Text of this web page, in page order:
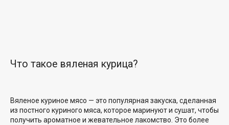
Что такое вяленая курица?
Вяленое куриное мясо — это популярная закуска, сделанная
из постного куриного мяса, которое маринуют и сушат, чтобы
получить ароматное и жевательное лакомство. Это более